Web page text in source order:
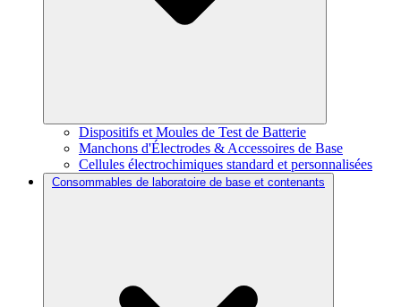
Dispositifs et Moules de Test de Batterie
Manchons d'Électrodes & Accessoires de Base
Cellules électrochimiques standard et personnalisées
Consommables de laboratoire de base et contenants